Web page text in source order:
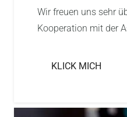
Wir freuen uns sehr
Kooperation mit der
KLICK MICH